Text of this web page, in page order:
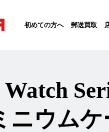
初めての方へ 郵送買取
ニウム